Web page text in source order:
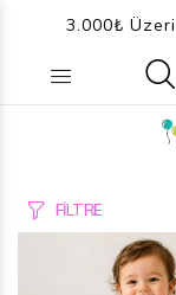
3.000₺
Ne
FİLTRE